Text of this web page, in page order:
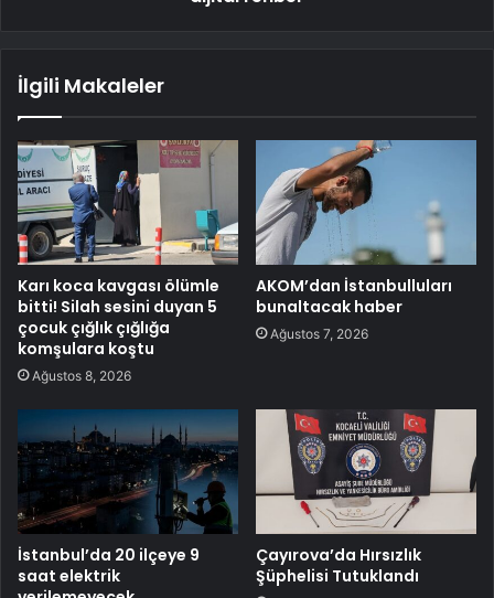
İlgili Makaleler
Karı koca kavgası ölümle
bitti! Silah sesini duyan 5
çocuk çığlık çığlığa
komşulara koştu
Ağustos 8, 2026
AKOM’dan İstanbulluları
bunaltacak haber
Ağustos 7, 2026
İstanbul’da 20 ilçeye 9
saat elektrik
Çayırova’da Hırsızlık
Şüphelisi Tutuklandı